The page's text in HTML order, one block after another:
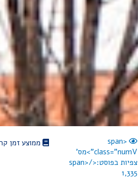
<span
class="numV">מס'
צפיות בפוסט:</span>
1,335
ממוצע זמן